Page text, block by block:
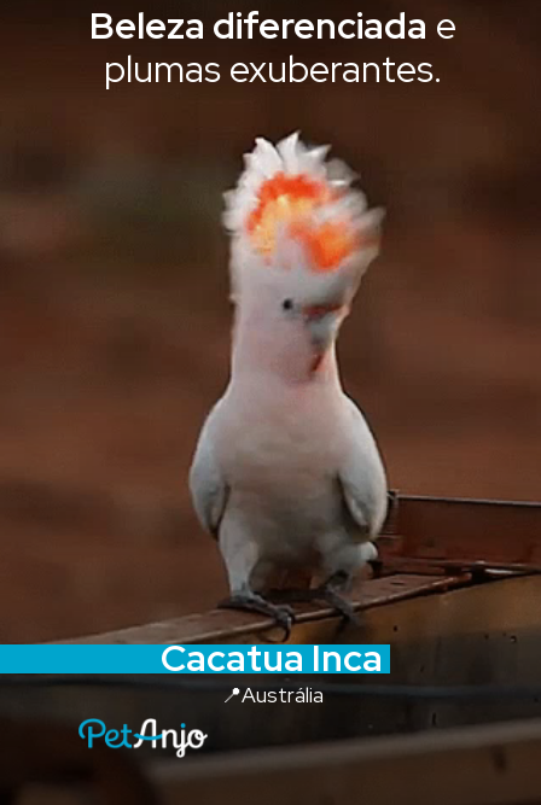
Beleza diferenciada e
plumas exuberantes.
Cacatua Inca
📍Austrália